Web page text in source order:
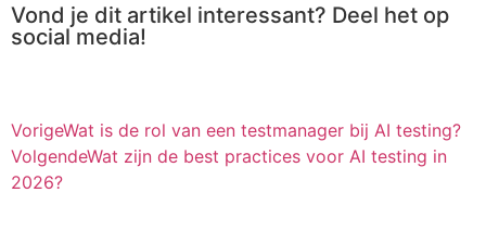
Vond je dit artikel interessant? Deel het op
social media!
VorigeWat is de rol van een testmanager bij AI testing?
VolgendeWat zijn de best practices voor AI testing in
2026?